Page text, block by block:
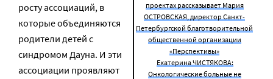
проектах рассказывает Мария
ОСТРОВСКАЯ, директор Санкт-
Петербургской благотворительной
общественной организации
«Перспективы»
Екатерина ЧИСТЯКОВА:
Онкологические больные не
росту ассоциаций, в
которые объединяются
родители детей с
синдромом Дауна. И эти
ассоциации проявляют